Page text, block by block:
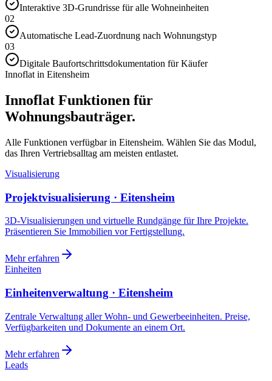
Interaktive 3D-Grundrisse für alle Wohneinheiten
02
Automatische Lead-Zuordnung nach Wohnungstyp
03
Digitale Baufortschrittsdokumentation für Käufer
Innoflat in Eitensheim
Innoflat Funktionen für
Wohnungsbauträger.
Alle Funktionen verfügbar in Eitensheim. Wählen Sie das Modul,
das Ihren Vertriebsalltag am meisten entlastet.
Visualisierung
Projektvisualisierung · Eitensheim
3D-Visualisierungen und virtuelle Rundgänge für Ihre Projekte.
Präsentieren Sie Immobilien vor Fertigstellung.
Mehr erfahren
Einheiten
Einheitenverwaltung · Eitensheim
Zentrale Verwaltung aller Wohn- und Gewerbeeinheiten. Preise,
Verfügbarkeiten und Dokumente an einem Ort.
Mehr erfahren
Leads